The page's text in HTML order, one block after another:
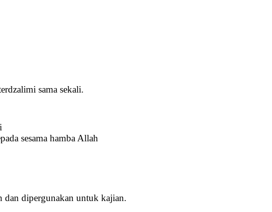
sama sekali.
sesama hamba Allah
dan dipergunakan untuk kajian.